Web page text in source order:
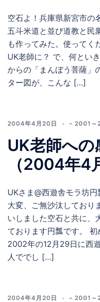
空石よ！兵庫県新宮市の
五斗米道と並び道教と民
も作ってみた。使ってく
UK老師に？ で、何とい
からの「まんぼう菩薩」
ター図が、こんな […]
2004年4月20日 – 2001～
UK老師へ
（2004年4
UKさま@西遊舎モラ坊
大変、ご無沙汰しており
いしました空石と共に、
ております円瓢です。 初
2002年の12月29日に西
人ででし […]
2004年4月20日 – 2001～